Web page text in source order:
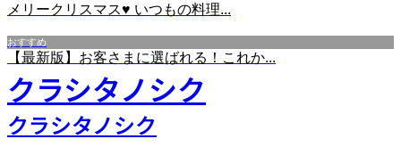
メリークリスマス♥ いつもの料理...
おすすめ
【最新版】お客さまに選ばれる！これか...
クラシタノシク
クラシタノシク